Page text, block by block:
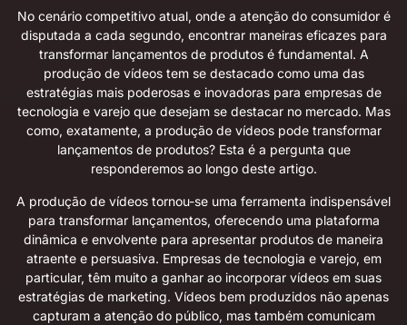
No cenário competitivo atual, onde a atenção do consumidor é
disputada a cada segundo, encontrar maneiras eficazes para
transformar lançamentos de produtos é fundamental. A
produção de vídeos tem se destacado como uma das
estratégias mais poderosas e inovadoras para empresas de
tecnologia e varejo que desejam se destacar no mercado. Mas
como, exatamente, a produção de vídeos pode transformar
lançamentos de produtos? Esta é a pergunta que
responderemos ao longo deste artigo.
A produção de vídeos tornou-se uma ferramenta indispensável
para transformar lançamentos, oferecendo uma plataforma
dinâmica e envolvente para apresentar produtos de maneira
atraente e persuasiva. Empresas de tecnologia e varejo, em
particular, têm muito a ganhar ao incorporar vídeos em suas
estratégias de marketing. Vídeos bem produzidos não apenas
capturam a atenção do público, mas também comunicam